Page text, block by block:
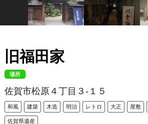
旧福田家
場所
佐賀市松原４丁目３-１５
和風 建築 木造 明治 レトロ 大正 屋敷
佐賀県遺産